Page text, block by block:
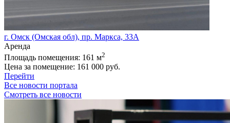
г. Омск (Омская обл), пр. Маркса, 33А
Аренда
Площадь помещения: 161 м2
Цена за помещение: 161 000 руб.
Перейти
Все новости портала
Смотреть все новости